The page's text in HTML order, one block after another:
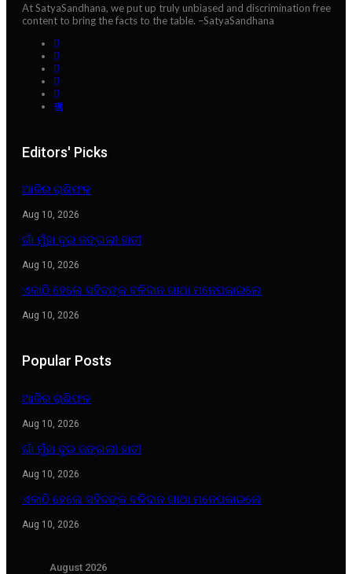
At SatyaSandhana, we put up truly unbiased and discrimination free
content to bring the facts to the table. –SatyaSandhana
Editors' Picks
ଆଜିର ରାଶିଫଳ
Aug 10, 2026
ଗାଁ ମୁଁହା ଦୁଇ ଜଙ୍ଗଲୀ ହାତୀ
Aug 10, 2026
ଏକାଠି ହେଲେ ସହିଦଙ୍କ ବଳିଦାନ ଗାଥା ମନେପକାଇଲେ
Aug 10, 2026
Popular Posts
ଆଜିର ରାଶିଫଳ
Aug 10, 2026
ଗାଁ ମୁଁହା ଦୁଇ ଜଙ୍ଗଲୀ ହାତୀ
Aug 10, 2026
ଏକାଠି ହେଲେ ସହିଦଙ୍କ ବଳିଦାନ ଗାଥା ମନେପକାଇଲେ
Aug 10, 2026
August 2026